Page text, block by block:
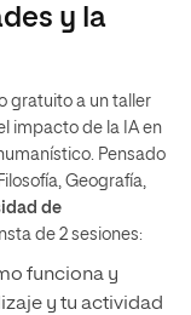
y la
gratuito a un taller
impacto de la IA en
Pensado
Geografía,
de
de 2 sesiones:
funciona y
y tu actividad